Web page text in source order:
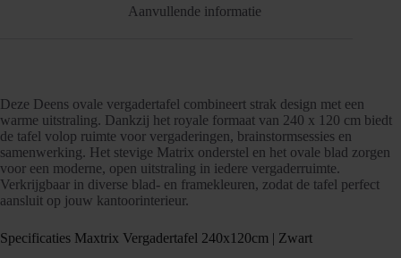
Aanvullende informatie
Deze Deens ovale vergadertafel combineert strak design met een
warme uitstraling. Dankzij het royale formaat van 240 x 120 cm biedt
de tafel volop ruimte voor vergaderingen, brainstormsessies en
samenwerking. Het stevige Matrix onderstel en het ovale blad zorgen
voor een moderne, open uitstraling in iedere vergaderruimte.
Verkrijgbaar in diverse blad- en framekleuren, zodat de tafel perfect
aansluit op jouw kantoorinterieur.
Specificaties Maxtrix Vergadertafel 240x120cm | Zwart